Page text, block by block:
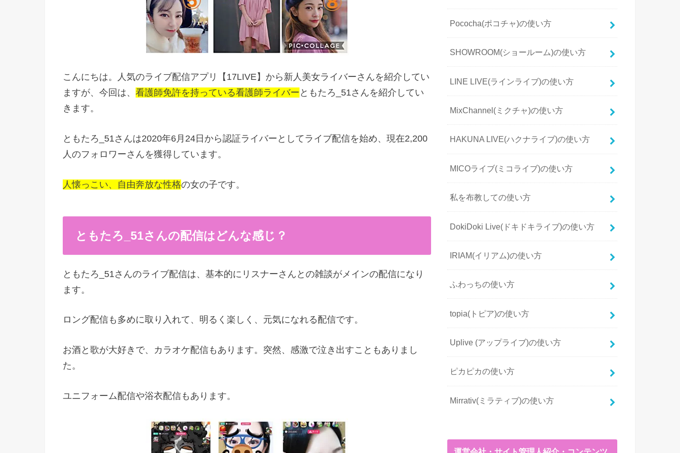
こんにちは。人気のライブ配信アプリ【17LIVE】から新人美女ライバーさんを紹介してい
ますが、今回は、 看護師免許を持っている看護師ライバー ともたろ_51さんを紹介してい
きます。
ともたろ_51さんは2020年6月24日から認証ライバーとしてライブ配信を始め、現在2,200
人のフォロワーさんを獲得しています。
人懐っこい、自由奔放な性格の女の子です。
ともたろ_51さんの配信はどんな感じ？
ともたろ_51さんのライブ配信は、基本的にリスナーさんとの雑談がメインの配信になり
ます。
ロング配信も多めに取り入れて、明るく楽しく、元気になれる配信です。
お酒と歌が大好きで、カラオケ配信もあります。突然、感激で泣き出すこともありまし
た。
ユニフォーム配信や浴衣配信もあります。
Pococha(ポコチャ)の使い方
SHOWROOM(ショールーム)の使い方
LINE LIVE(ラインライブ)の使い方
MixChannel(ミクチャ)の使い方
HAKUNA LIVE(ハクナライブ)の使い方
MICOライブ(ミコライブ)の使い方
私を布教しての使い方
DokiDoki Live(ドキドキライブ)の使い方
IRIAM(イリアム)の使い方
ふわっちの使い方
topia(トピア)の使い方
Uplive (アップライブ)の使い方
ピカピカの使い方
Mirrativ(ミラティブ)の使い方